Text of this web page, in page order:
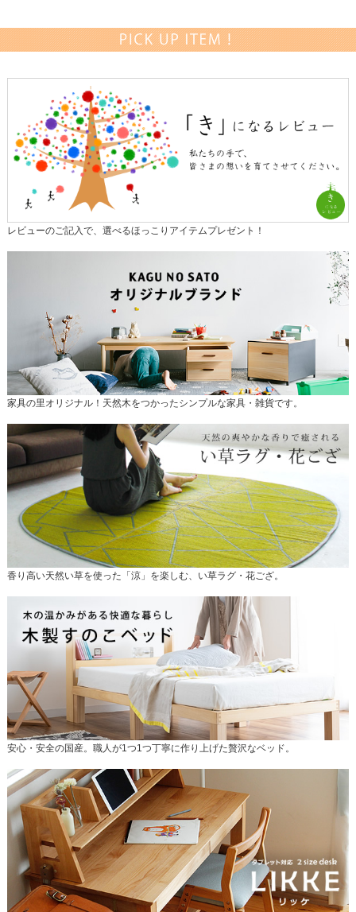
レビューのご記入で、選べるほっこりアイテムプレゼント！
家具の里オリジナル！天然木をつかったシンプルな家具・雑貨です。
香り高い天然い草を使った「涼」を楽しむ、い草ラグ・花ござ。
安心・安全の国産。職人が1つ1つ丁寧に作り上げた贅沢なベッド。